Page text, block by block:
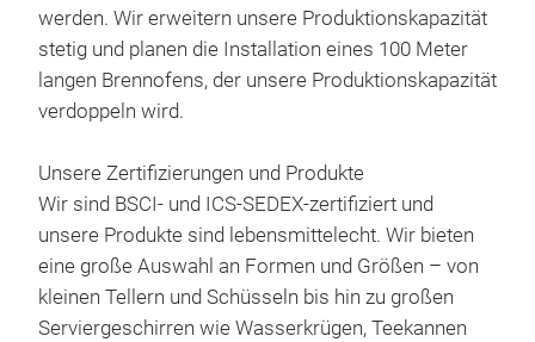
werden. Wir erweitern unsere Produktionskapazität
stetig und planen die Installation eines 100 Meter
langen Brennofens, der unsere Produktionskapazität
verdoppeln wird.
Unsere Zertifizierungen und Produkte
Wir sind BSCI- und ICS-SEDEX-zertifiziert und
unsere Produkte sind lebensmittelecht. Wir bieten
eine große Auswahl an Formen und Größen – von
kleinen Tellern und Schüsseln bis hin zu großen
Serviergeschirren wie Wasserkrügen, Teekannen